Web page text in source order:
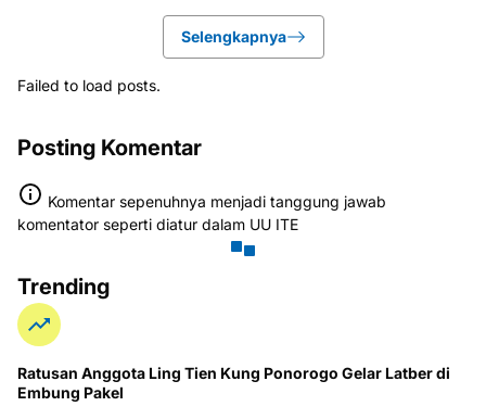
Selengkapnya
Failed to load posts.
Posting Komentar
Komentar sepenuhnya menjadi tanggung jawab
komentator seperti diatur dalam UU ITE
Trending
Ratusan Anggota Ling Tien Kung Ponorogo Gelar Latber di
Embung Pakel